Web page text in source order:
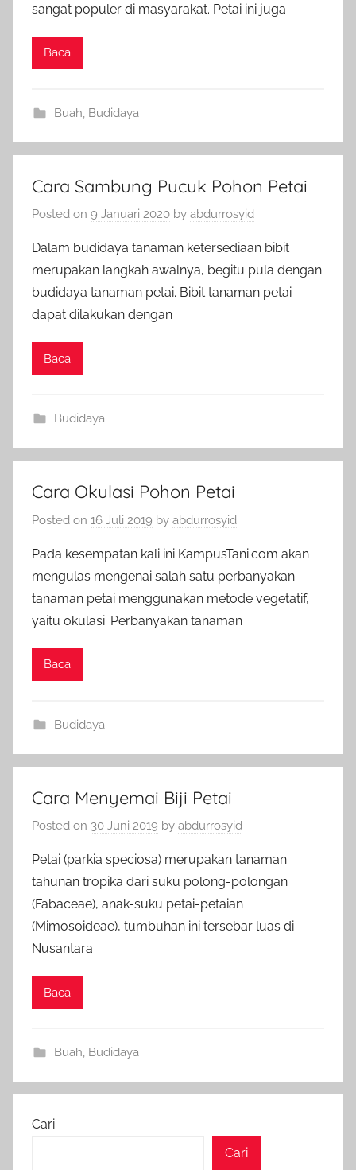
sangat populer di masyarakat. Petai ini juga
Baca
Buah Budidaya
Cara Sambung Pucuk Pohon Petai
Posted on 9 Januari 2020 by abdurrosyid
Dalam budidaya tanaman ketersediaan bibit
merupakan langkah awalnya, begitu pula dengan
budidaya tanaman petai. Bibit tanaman petai
dapat dilakukan dengan
Baca
Budidaya
Cara Okulasi Pohon Petai
Posted on 16 Juli 2019 by abdurrosyid
Pada kesempatan kali ini KampusTani.com akan
mengulas mengenai salah satu perbanyakan
tanaman petai menggunakan metode vegetatif,
yaitu okulasi. Perbanyakan tanaman
Baca
Budidaya
Cara Menyemai Biji Petai
Posted on 30 Juni 2019 by abdurrosyid
Petai (parkia speciosa) merupakan tanaman
tahunan tropika dari suku polong-polongan
(Fabaceae), anak-suku petai-petaian
(Mimosoideae), tumbuhan ini tersebar luas di
Nusantara
Baca
Buah, Budidaya
Cari
Cari